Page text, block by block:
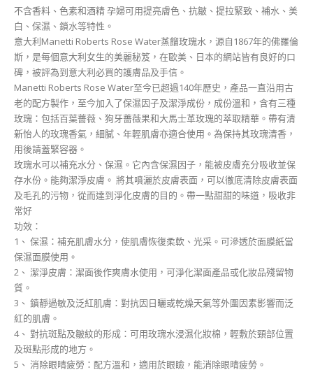
不含香料、色素和酒精 孕婦可用提亮膚色、抗皺、提拉緊致、補水、美
白、保濕、鎖水等特性。
意大利Manetti Roberts Rose Water蒸餾玫瑰水，源自1867年的佛羅倫
斯，是每個意大利女生的美麗秘笈，在歐美、日本的網站皆有良好的口
碑，被評為到意大利必買的護膚品及手信。
Manetti Roberts Rose Water至今已超過140年歷史，產品一直沿用古
老的配方製作，至今加入了保濕因子及潔淨成份，成份溫和，含有三種
玫瑰：包括百葉薔薇、狗牙薔薇果和大馬士革玫瑰的萃取精華。帶有清
新怡人的玫瑰香氣，細膩、年輕肌膚亦適合使用。為保持其玫瑰清香，
用後請蓋緊容器。
玫瑰水可以補充水分、保濕。它內含保濕因子，能被皮膚充分吸收並保
存水份。能夠潔淨皮膚。 將其噴灑於皮膚表面，可以徹底清除皮膚表面
及毛孔的污物，從而達到淨化皮膚的目的。帶一點甜甜的味道，吸收非
常好
功效：
1、 保濕：補充肌膚水分，使肌膚恢復柔軟、光采。可滲透於面膜紙當
保濕面膜使用。
2、 潔淨皮膚：潔面後作爽膚水使用，可淨化潔面產品或化妝品殘留物
質。
3、 鎮靜過敏及泛紅肌膚：對抗因日曬或乾燥天氣等外圍因素影響而泛
紅的肌膚。
4、 對抗斑點及皺紋的形成：可用玫瑰水浸濕化妝棉，輕敷於頸部位置
及斑點形成的地方。
5、 消除眼晴疲勞：配方溫和，適用於眼瞼，能消除眼晴疲勞。